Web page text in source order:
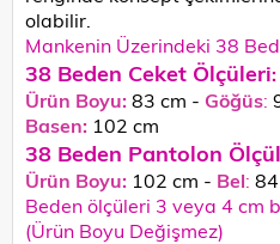
olabilir.
Mankenin Üzerindeki 38
38 Beden Ceket Ölçüleri:
Ürün Boyu:83 cm - Göğüs:
Basen: 102 cm
38 Beden Pantolon
Ürün Boyu: 102 cm - Bel:
Beden ölçüleri 3 veya 4 cm
(Ürün Boyu Değişmez)